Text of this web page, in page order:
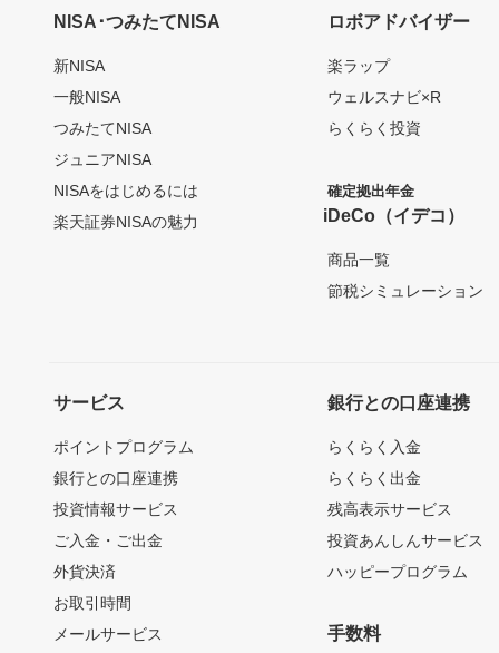
NISA･つみたてNISA
新NISA
一般NISA
つみたてNISA
ジュニアNISA
NISAをはじめるには
楽天証券NISAの魅力
ロボアドバイザー
楽ラップ
ウェルスナビ×R
らくらく投資
確定拠出年金
iDeCo（イデコ）
商品一覧
節税シミュレーション
サービス
ポイントプログラム
銀行との口座連携
投資情報サービス
ご入金・ご出金
外貨決済
お取引時間
メールサービス
銀行との口座連携
らくらく入金
らくらく出金
残高表示サービス
投資あんしんサービス
ハッピープログラム
手数料